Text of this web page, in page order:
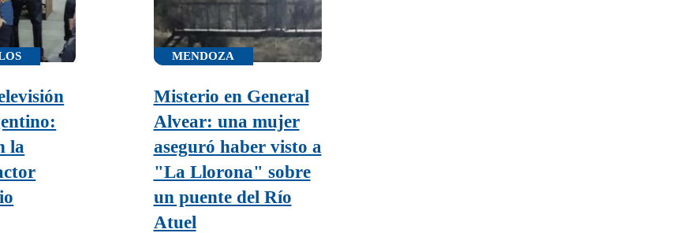
la
MENDOZA
Misterio en General
Alvear: una mujer
aseguró haber visto a
"La Llorona" sobre
un puente del Río
Atuel